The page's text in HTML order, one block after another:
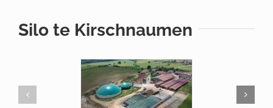
Silo te Kirschnaumen